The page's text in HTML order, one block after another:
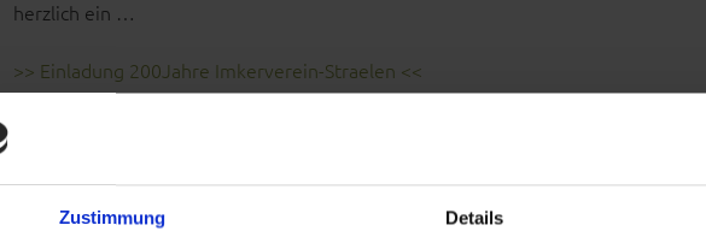
Zustimmung Details
herzlich ein …
>> Einladung 200Jahre Imkerverein-Straelen <<
POSTED IN